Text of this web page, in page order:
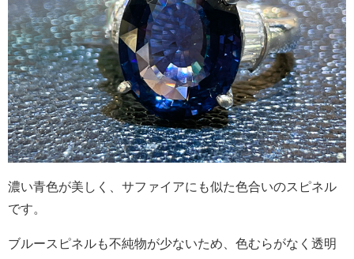
濃い青色が美しく、サファイアにも似た色合いのスピネル
です。
ブルースピネルも不純物が少ないため、色むらがなく透明